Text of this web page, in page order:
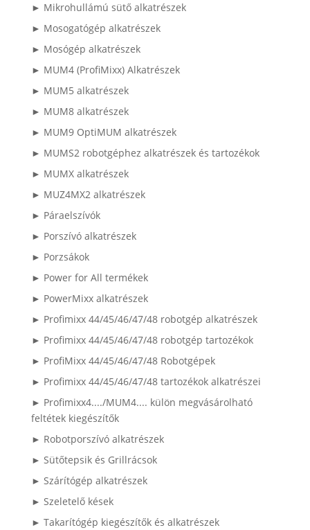
► Mikrohullámú sütő alkatrészek
► Mosogatógép alkatrészek
► Mosógép alkatrészek
► MUM4 (ProfiMixx) Alkatrészek
► MUM5 alkatrészek
► MUM8 alkatrészek
► MUM9 OptiMUM alkatrészek
► MUMS2 robotgéphez alkatrészek és tartozékok
► MUMX alkatrészek
► MUZ4MX2 alkatrészek
► Páraelszívók
► Porszívó alkatrészek
► Porzsákok
► Power for All termékek
► PowerMixx alkatrészek
► Profimixx 44/45/46/47/48 robotgép alkatrészek
► Profimixx 44/45/46/47/48 robotgép tartozékok
► ProfiMixx 44/45/46/47/48 Robotgépek
► Profimixx 44/45/46/47/48 tartozékok alkatrészei
► Profimixx4..../MUM4.... külön megvásárolható
feltétek kiegészítők
► Robotporszívó alkatrészek
► Sütőtepsik és Grillrácsok
► Szárítógép alkatrészek
► Szeletelő kések
► Takarítógép kiegészítők és alkatrészek